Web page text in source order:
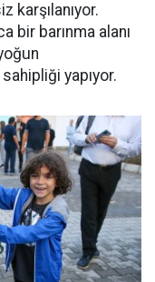
karşılanıyor.
bir barınma alanı
yapıyor.